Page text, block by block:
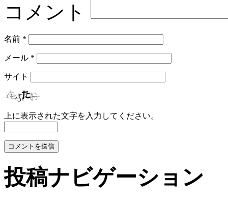
コメント
名前 *
メール *
サイト
上に表示された文字を入力してください。
投稿ナビゲーション